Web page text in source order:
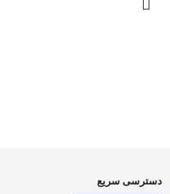
دسترسی سریع